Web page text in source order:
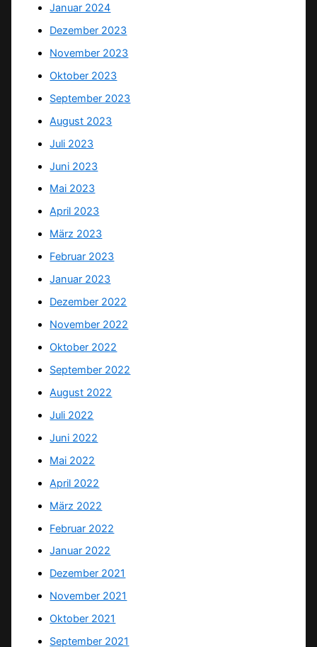
Januar 2024
Dezember 2023
November 2023
Oktober 2023
September 2023
August 2023
Juli 2023
Juni 2023
Mai 2023
April 2023
März 2023
Februar 2023
Januar 2023
Dezember 2022
November 2022
Oktober 2022
September 2022
August 2022
Juli 2022
Juni 2022
Mai 2022
April 2022
März 2022
Februar 2022
Januar 2022
Dezember 2021
November 2021
Oktober 2021
September 2021